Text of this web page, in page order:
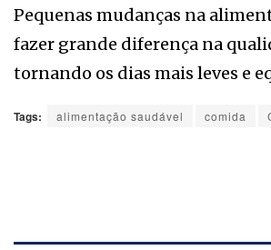
Pequenas mudanças na
fazer grande diferença na
tornando os dias mais leves e
Tags: alimentação saudável comida